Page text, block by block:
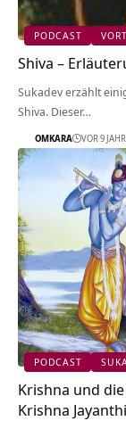
PODCAST
Shiva –
Sukadev erzählt
Shiva. Dieser…
OMKARA VOR 9
PODCAST
Krishna und
Krishna Jayanthi